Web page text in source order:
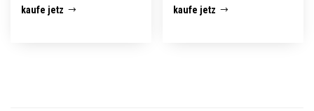
kaufe jetz kaufe jetz